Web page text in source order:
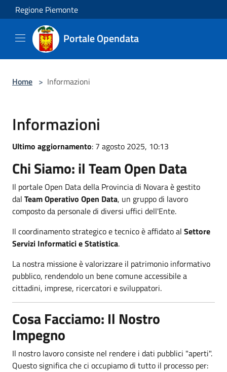
Salta al contenuto principale
Regione Piemonte
Portale Opendata
Home > Informazioni
Informazioni
Ultimo aggiornamento: 7 agosto 2025, 10:13
Chi Siamo: il Team Open Data
Il portale Open Data della Provincia di Novara è gestito
dal Team Operativo Open Data, un gruppo di lavoro
composto da personale di diversi uffici dell'Ente.
Il coordinamento strategico e tecnico è affidato al Settore
Servizi Informatici e Statistica.
La nostra missione è valorizzare il patrimonio informativo
pubblico, rendendolo un bene comune accessibile a
cittadini, imprese, ricercatori e sviluppatori.
Cosa Facciamo: Il Nostro
Impegno
Il nostro lavoro consiste nel rendere i dati pubblici "aperti".
Questo significa che ci occupiamo di tutto il processo per: